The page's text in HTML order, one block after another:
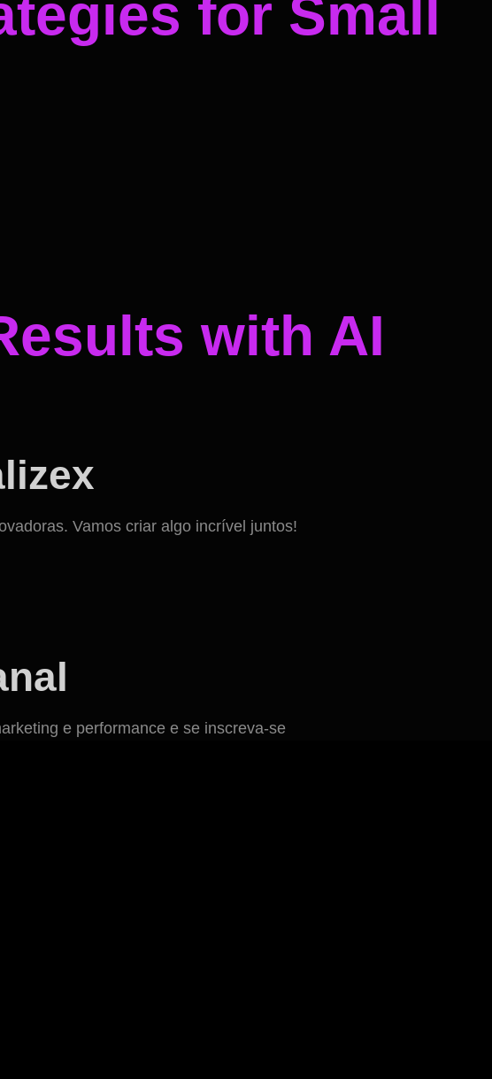
for Small
with AI
Vamos criar algo incrível juntos!
e performance e se inscreva-se